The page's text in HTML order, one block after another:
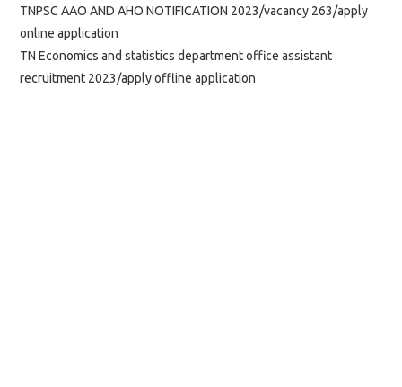
TNPSC AAO AND AHO NOTIFICATION 2023/vacancy 263/apply
online application
TN Economics and statistics department office assistant
recruitment 2023/apply offline application